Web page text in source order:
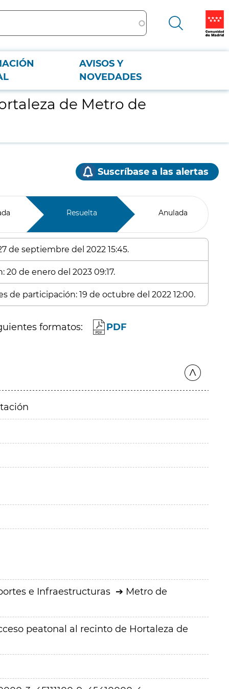
AVISOS Y
NOVEDADES
de Metro de
Suscríbase a las alertas
Resuelta Anulada
de septiembre del 2022 15:45.
de enero del 2023 09:17.
de participación: 19 de octubre del 2022 12:00.
formatos: PDF
e Infraestructuras
Metro de
peatonal al recinto de Hortaleza de